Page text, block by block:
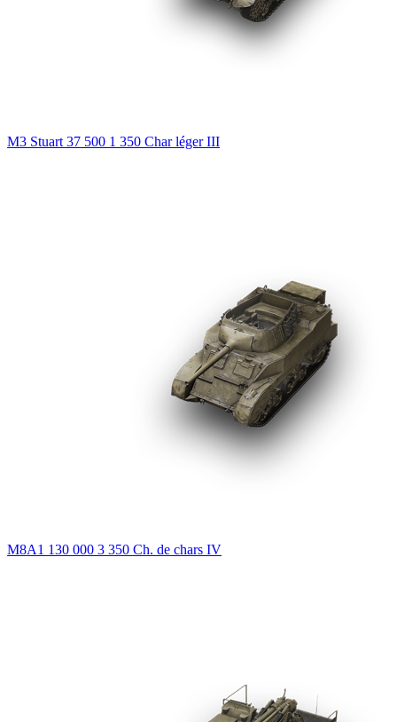
M3 Stuart 37 500 1 350 Char légerIII
M8A1 130 000 3 350 Ch. de chars IV